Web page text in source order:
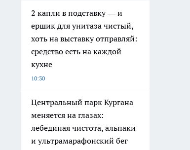
2 капли в подставку — и
ершик для унитаза чистый,
хоть на выставку отправляй:
средство есть на каждой
кухне
10:30
Центральный парк Кургана
меняется на глазах:
лебединая чистота, альпаки
и ультрамарафонский бег